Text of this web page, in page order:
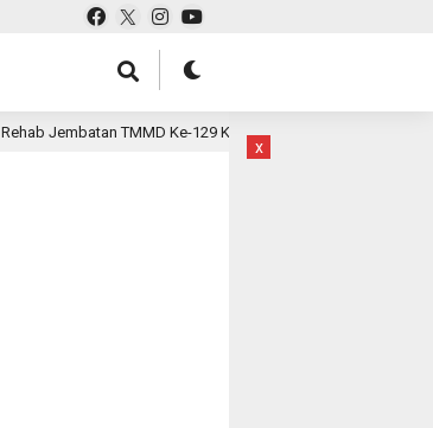
129 Kodim 1807/Sorsel Hampir Rampung, Perkuat Akses
x